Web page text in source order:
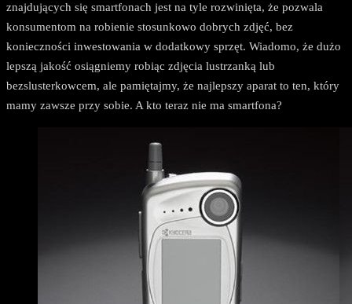
znajdujących się smartfonach jest na tyle rozwinięta, że pozwala
konsumentom na robienie stosunkowo dobrych zdjęć, bez
konieczności inwestowania w dodatkowy sprzęt. Wiadomo, że dużo
lepszą jakość osiągniemy robiąc zdjęcia lustrzanką lub
bezslusterkowcem, ale pamiętajmy, że najlepszy aparat to ten, który
mamy zawsze przy sobie. A kto teraz nie ma smartfona?